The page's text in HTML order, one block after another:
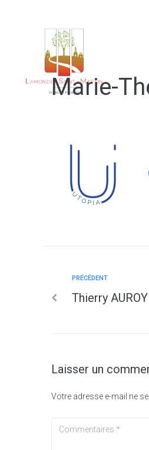
Marie-
PRÉCÉDENT
Thierry
Laisser un
Votre adresse e-mail ne